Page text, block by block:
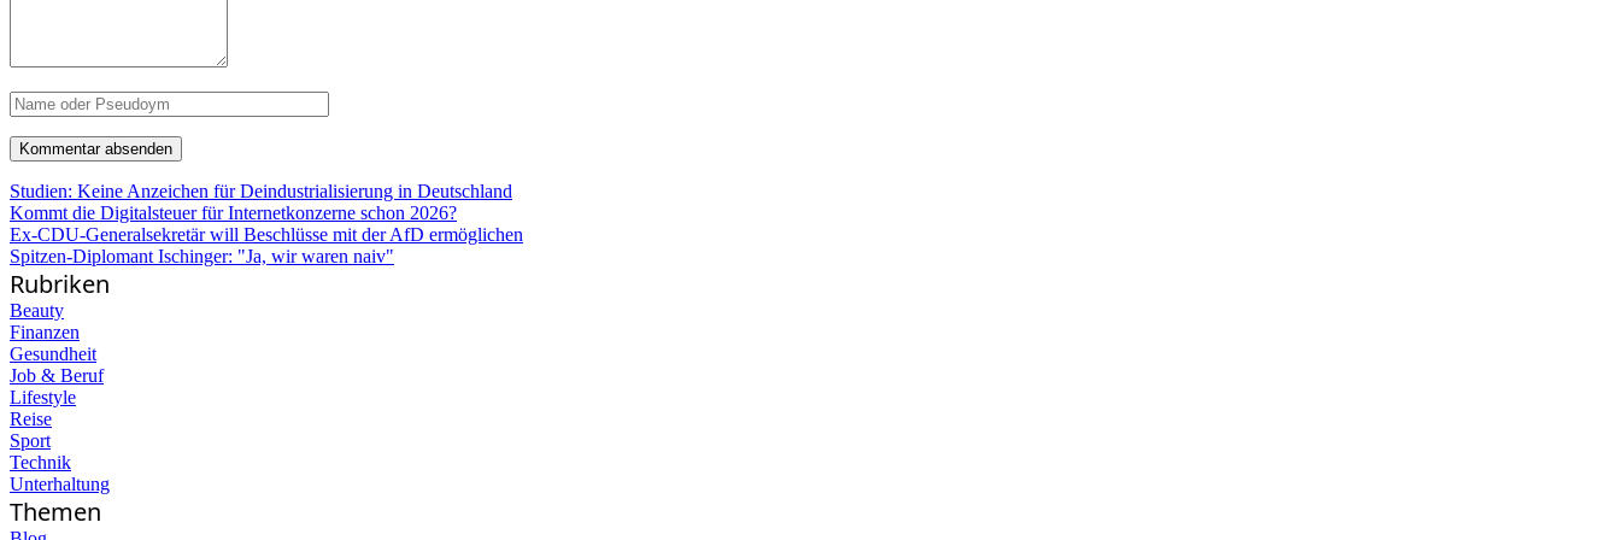
Studien: Keine Anzeichen für Deindustrialisierung in Deutschland
Kommt die Digitalsteuer für Internetkonzerne schon 2026?
Ex-CDU-Generalsekretär will Beschlüsse mit der AfD ermöglichen
Spitzen-Diplomant Ischinger: "Ja, wir waren naiv"
Rubriken
Beauty
Finanzen
Gesundheit
Job & Beruf
Lifestyle
Reise
Sport
Technik
Unterhaltung
Themen